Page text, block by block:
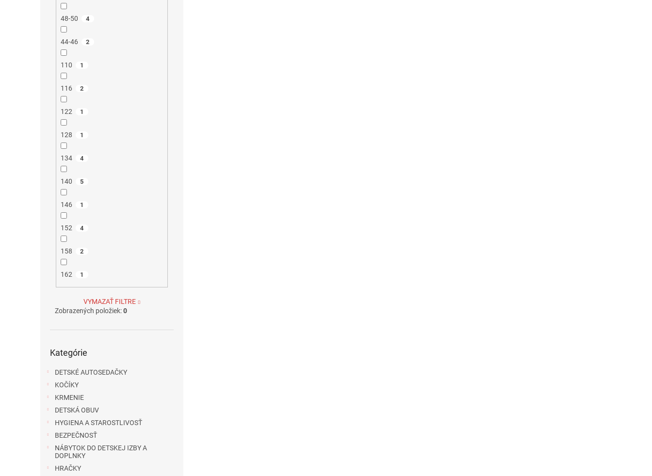
48-50 4
44-46 2
110 1
116 2
122 1
128 1
134 4
140 5
146 1
152 4
158 2
162 1
VYMAZAŤ FILTRE
Zobrazených položiek:0
kategórie
Kategórie
DETSKÉ AUTOSEDAČKY
KOČÍKY
KRMENIE
DETSKÁ OBUV
HYGIENA A STAROSTLIVOSŤ
BEZPEČNOSŤ
NÁBYTOK DO DETSKEJ IZBY A
DOPLNKY
HRAČKY